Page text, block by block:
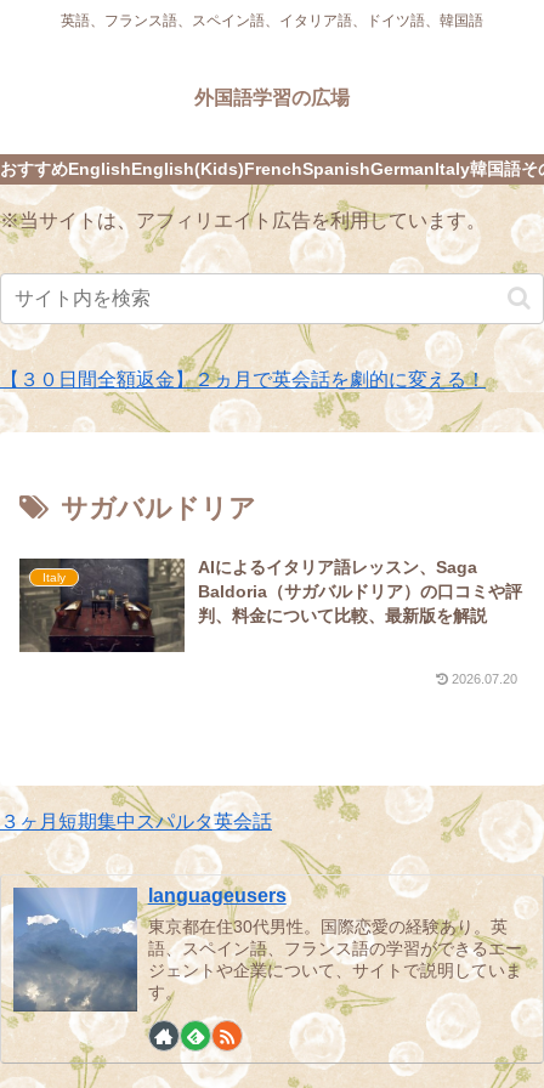
英語、フランス語、スペイン語、イタリア語、ドイツ語、韓国語
外国語学習の広場
おすすめEnglishEnglish(Kids)FrenchSpanishGermanItaly韓国語そ
※当サイトは、アフィリエイト広告を利用しています。
【３０日間全額返金】２ヵ月で英会話を劇的に変える！
サガバルドリア
Italy
AIによるイタリア語レッスン、Saga
Baldoria（サガバルドリア）の口コミや評
判、料金について比較、最新版を解説
2026.07.20
３ヶ月短期集中スパルタ英会話
languageusers
東京都在住30代男性。国際恋愛の経験あり。英
語、スペイン語、フランス語の学習ができるエー
ジェントや企業について、サイトで説明していま
す。